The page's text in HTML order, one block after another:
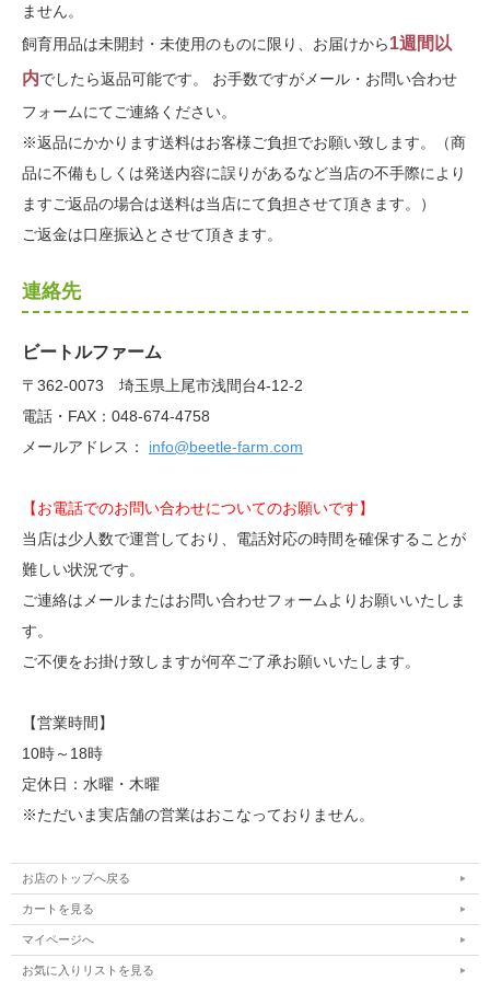
ません。
飼育用品は未開封・未使用のものに限り、お届けから1週間以
内でしたら返品可能です。 お手数ですがメール・お問い合わせ
フォームにてご連絡ください。
※返品にかかります送料はお客様ご負担でお願い致します。（商
品に不備もしくは発送内容に誤りがあるなど当店の不手際により
ますご返品の場合は送料は当店にて負担させて頂きます。）
ご返金は口座振込とさせて頂きます。
連絡先
ビートルファーム
〒362-0073 埼玉県上尾市浅間台4-12-2
電話・FAX：048-674-4758
メールアドレス： info@beetle-farm.com
【お電話でのお問い合わせについてのお願いです】
当店は少人数で運営しており、電話対応の時間を確保することが
難しい状況です。
ご連絡はメールまたはお問い合わせフォームよりお願いいたしま
す。
ご不便をお掛け致しますが何卒ご了承お願いいたします。
【営業時間】
10時～18時
定休日：水曜・木曜
※ただいま実店舗の営業はおこなっておりません。
お店のトップへ戻る
カートを見る
マイページへ
お気に入りリストを見る